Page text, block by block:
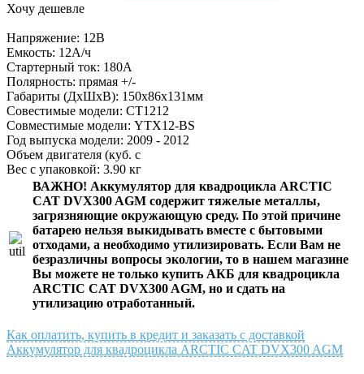
Хочу дешевле
Напряжение: 12В
Емкость: 12А/ч
Стартерный ток: 180А
Полярность: прямая +/-
Габариты (ДхШхВ): 150x86x131мм
Совестимые модели: CT1212
Совместимые модели: YTX12-BS
Год выпуска модели: 2009 - 2012
Объем двигателя (куб. с
Вес с упаковкой: 3.90 кг
ВАЖНО! Аккумулятор для квадроцикла ARCTIC
CAT DVX300 AGM содержит тяжелые металлы,
загрязняющие окружающую среду. По этой причине
батарею нельзя выкидывать вместе с бытовыми
отходами, а необходимо утилизировать. Если Вам не
безразличны вопросы экологии, то в нашем магазине
Вы можете не только купить АКБ для квадроцикла
ARCTIC CAT DVX300 AGM, но и сдать на
утилизацию отработанный.
Как оплатить, купить в кредит и заказать с доставкой
Аккумулятор для квадроцикла ARCTIC CAT DVX300 AGM